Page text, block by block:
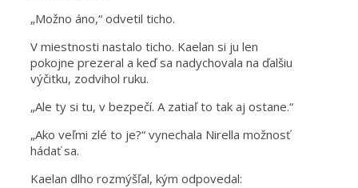
„Možno áno,“ odvetil ticho.
V miestnosti nastalo ticho. Kaelan si ju len
pokojne prezeral a keď sa nadychovala na ďalšiu
výčitku, zodvihol ruku.
„Ale ty si tu, v bezpečí. A zatiaľ to tak aj ostane.“
„Ako veľmi zlé to je?“ vynechala Nirella možnosť
hádať sa.
Kaelan dlho rozmýšľal, kým odpovedal: